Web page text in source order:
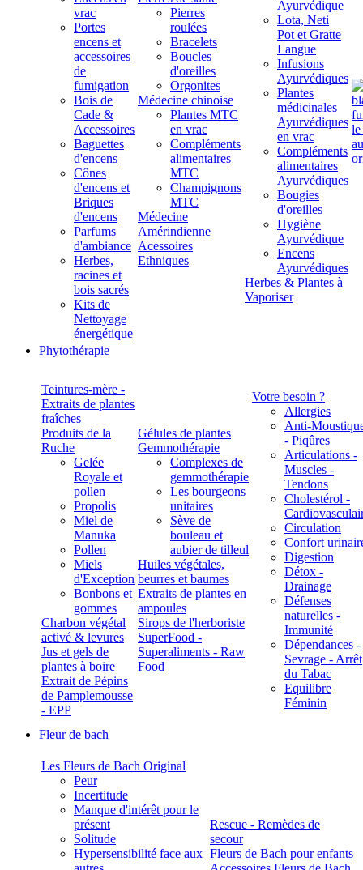
vrac
Portes
encens et
accessoires
de
fumigation
Bois de
Cade &
Accessoires
Baguettes
d'encens
Cônes
d'encens et
Briques
d'encens
Parfums
d'ambiance
Herbes,
racines et
bois sacrés
Kits de
Nettoyage
énergétique
Pierres
roulées
Bracelets
Boucles
d'oreilles
Orgonites
Médecine chinoise
Plantes MTC
en vrac
Compléments
alimentaires
MTC
Champignons
MTC
Médecine
Amérindienne
Acessoires
Ethniques
Ayurvédique
Lota, Neti
Pot et Gratte
Langue
Infusions
Ayurvédiques
Plantes
médicinales
Ayurvédiques
en vrac
Compléments
alimentaires
Ayurvédiques
Bougies
d'oreilles
Hygiène
Ayurvédique
Encens
Ayurvédiques
Herbes & Plantes à
Vaporiser
Phytothérapie
Teintures-mère -
Extraits de plantes
fraîches
Produits de la
Ruche
Gelée
Royale et
pollen
Propolis
Miel de
Manuka
Pollen
Miels
d'Exception
Bonbons et
gommes
Charbon végétal
activé & levures
Jus et gels de
plantes à boire
Extrait de Pépins
de Pamplemousse
- EPP
Gélules de plantes
Gemmothérapie
Complexes de
gemmothérapie
Les bourgeons
unitaires
Sève de
bouleau et
aubier de tilleul
Huiles végétales,
beurres et baumes
Extraits de plantes en
ampoules
Sirops de l'herboriste
SuperFood -
Superaliments - Raw
Food
Votre besoin ?
Allergies
Anti-
- Piqûres
Articulations -
Muscles -
Tendons
Cholestérol -
Circulation
Confort
Digestion
Détox -
Drainage
Défenses
naturelles -
Immunité
Dépendances -
Sevrage - Arrêt
du Tabac
Equilibre
Féminin
Fleur de bach
Les Fleurs de Bach Original
Peur
Incertitude
Manque d'intérêt pour le
présent
Solitude
Hypersensibilité face aux
Rescue - Remèdes de
secour
Fleurs de Bach pour enfants